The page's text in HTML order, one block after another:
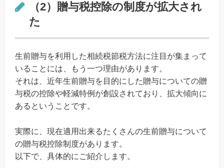
（2）贈与税控除の制度が拡大され
た
生前贈与を利用した相続税節税方法に注目が集まって
いることには、もう一つ理由があります。
それは、近年生前贈与を目的にした贈与についての贈
与税の控除や軽減特例が創設されており、拡大傾向に
あるということです。
実際に、現在適用出来るたくさんの生前贈与について
の贈与税控除制度があります。
以下で、具体的にご紹介します。